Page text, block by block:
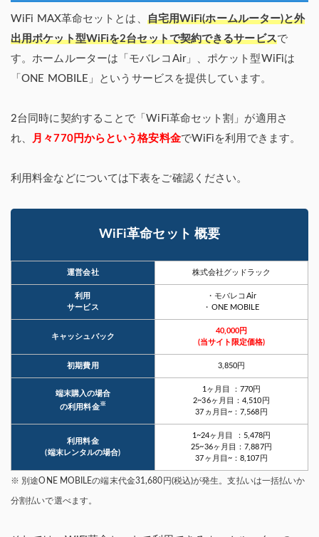
WiFi MAX革命セットとは、 自宅用WiFi(ホームルーター)と外
出用ポケット型WiFiを2台セットで契約できるサービスで
す。ホームルーターは「モバレコAir」、ポケット型WiFiは
「ONE MOBILE」というサービスを提供しています。
2台同時に契約することで「WiFi革命セット割」が適用さ
れ、
月々770円からという格安料金でWiFiを利用できます。
利用料金などについては下表をご確認ください。
WiFi革命セット 概要
運営会社 株式会社グッドラック
利用
サービス
・モバレコAir
・ONE MOBILE
キャッシュバック
40,000円
(当サイト限定価格)
初期費用 3,850円
端末購入の場合
の利用料金※
1ヶ月目 ：770円
2~36ヶ月目：4,510円
37ヵ月目~：7,568円
利用料金
(端末レンタルの場合)
1~24ヶ月目 ：5,478円
25~36ヶ月目：7,887円
37ヶ月目~：8,107円
※ 別途ONE MOBILEの端末代金31,680円(税込)が発生。支払いは一括払いか
分割払いで選べます。